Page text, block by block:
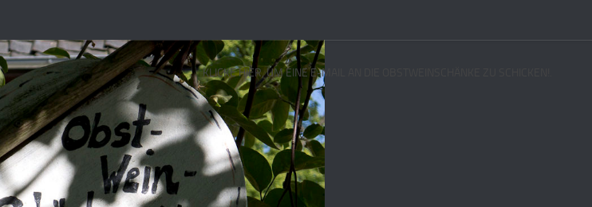
KLICKE HIER, UM EINE E-MAIL AN DIE OBSTWEINSCHÄNKE ZU SCHICKEN!.